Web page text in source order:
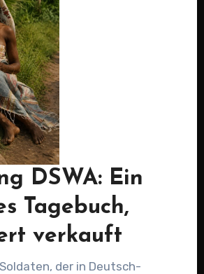
DSWA: Ein
Tagebuch,
verkauft
der in Deutsch-